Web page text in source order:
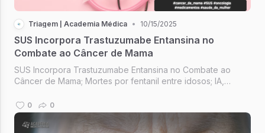
Triagem | Academia Médica • 10/15/2025
SUS Incorpora Trastuzumabe Entansina no
Combate ao Câncer de Mama
SUS Incorpora Trastuzumabe Entansina no Combate ao
Câncer de Mama; Mortes por fentanil entre idosos; IA,
The Future of Healthcare.
0 0